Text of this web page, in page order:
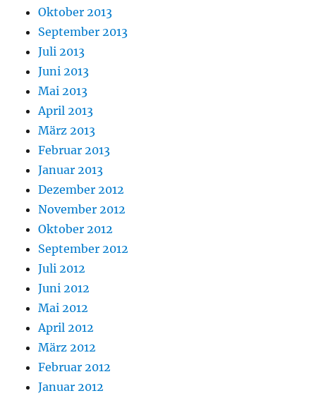
Oktober 2013
September 2013
Juli 2013
Juni 2013
Mai 2013
April 2013
März 2013
Februar 2013
Januar 2013
Dezember 2012
November 2012
Oktober 2012
September 2012
Juli 2012
Juni 2012
Mai 2012
April 2012
März 2012
Februar 2012
Januar 2012